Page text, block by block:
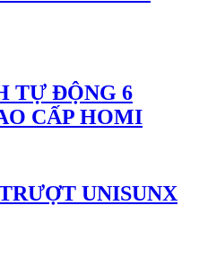
TỰ ĐỘNG 6
CẤP HOMI
UNISUNX